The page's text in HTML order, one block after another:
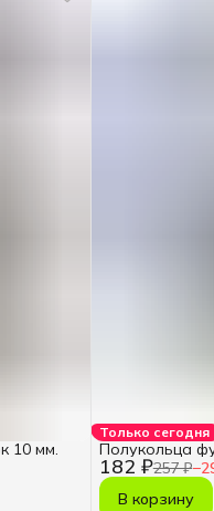
10 мм.
Только сегодня
182 ₽257 ₽−
Полукольца
В корзину